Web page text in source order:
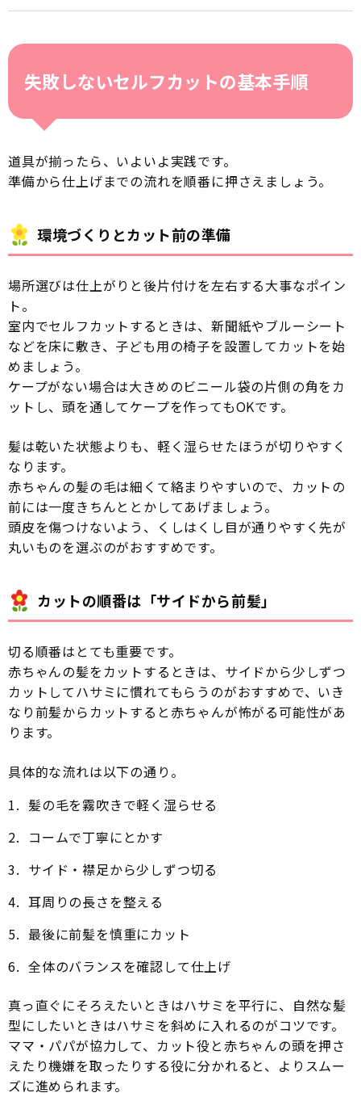
失敗しないセルフカットの基本手順
道具が揃ったら、いよいよ実践です。
準備から仕上げまでの流れを順番に押さえましょう。
環境づくりとカット前の準備
場所選びは仕上がりと後片付けを左右する大事なポイン
ト。
室内でセルフカットするときは、新聞紙やブルーシート
などを床に敷き、子ども用の椅子を設置してカットを始
めましょう。
ケープがない場合は大きめのビニール袋の片側の角をカ
ットし、頭を通してケープを作ってもOKです。
髪は乾いた状態よりも、軽く湿らせたほうが切りやすく
なります。
赤ちゃんの髪の毛は細くて絡まりやすいので、カットの
前には一度きちんととかしてあげましょう。
頭皮を傷つけないよう、くしはくし目が通りやすく先が
丸いものを選ぶのがおすすめです。
カットの順番は「サイドから前髪」
切る順番はとても重要です。
赤ちゃんの髪をカットするときは、サイドから少しずつ
カットしてハサミに慣れてもらうのがおすすめで、いき
なり前髪からカットすると赤ちゃんが怖がる可能性があ
ります。
具体的な流れは以下の通り。
髪の毛を霧吹きで軽く湿らせる
コームで丁寧にとかす
サイド・襟足から少しずつ切る
耳周りの長さを整える
最後に前髪を慎重にカット
全体のバランスを確認して仕上げ
真っ直ぐにそろえたいときはハサミを平行に、自然な髪
型にしたいときはハサミを斜めに入れるのがコツです。
ママ・パパが協力して、カット役と赤ちゃんの頭を押さ
えたり機嫌を取ったりする役に分かれると、よりスムー
ズに進められます。